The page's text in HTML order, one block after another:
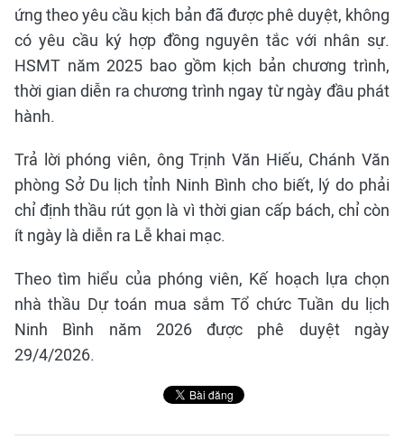
ứng theo yêu cầu kịch bản đã được phê duyệt, không
có yêu cầu ký hợp đồng nguyên tắc với nhân sự.
HSMT năm 2025 bao gồm kịch bản chương trình,
thời gian diễn ra chương trình ngay từ ngày đầu phát
hành.
Trả lời phóng viên, ông Trịnh Văn Hiếu, Chánh Văn
phòng Sở Du lịch tỉnh Ninh Bình cho biết, lý do phải
chỉ định thầu rút gọn là vì thời gian cấp bách, chỉ còn
ít ngày là diễn ra Lễ khai mạc.
Theo tìm hiểu của phóng viên, Kế hoạch lựa chọn
nhà thầu Dự toán mua sắm Tổ chức Tuần du lịch
Ninh Bình năm 2026 được phê duyệt ngày
29/4/2026.